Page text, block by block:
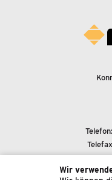
Telefon:
Wir